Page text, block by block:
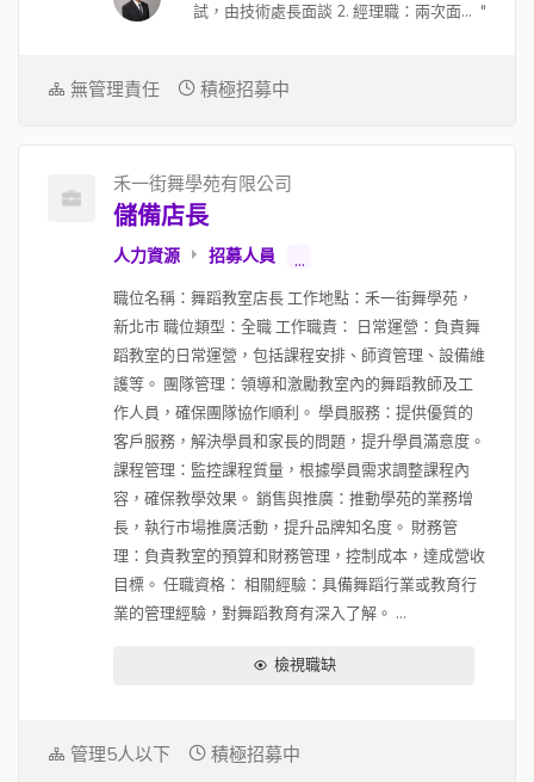
試，由技術處長面談 2. 經理職：兩次面
3. 可能會在面試中進行測驗，看人選狀
行程可配合) 薪酬福利 1. 有透明的升遷制
度 2. 每年都會有調薪的機制 (每年 12 月
確認隔年調整幅度)，如果入職滿一年或
將近一年就有機會調整 (入職過試用期也
有一次調整的可能性)，調整與否跟幅度
要看個人績效表現 3. 通常管理職待超過
2 年後 (工程師大概過 1 年)，薪資就一定
會拿超過當初談的保證年薪 (看入職時
間)，而且可能會超過不少 (一樣看個人績
效)，所以通常他們的人進公司 3 年後就
會非常穩定
無管理責任 積極招募中
禾一街舞學苑有限公司
儲備店長
人力資源 招募人員 ...
職位名稱：舞蹈教室店長 工作地點：禾一街舞學苑，
新北市 職位類型：全職 工作職責： 日常運營：負責舞
蹈教室的日常運營，包括課程安排、師資管理、設備維
護等。 團隊管理：領導和激勵教室內的舞蹈教師及工
作人員，確保團隊協作順利。 學員服務：提供優質的
客戶服務，解決學員和家長的問題，提升學員滿意度。
課程管理：監控課程質量，根據學員需求調整課程內
容，確保教學效果。 銷售與推廣：推動學苑的業務增
長，執行市場推廣活動，提升品牌知名度。 財務管
理：負責教室的預算和財務管理，控制成本，達成營收
目標。 任職資格： 相關經驗：具備舞蹈行業或教育行
業的管理經驗，對舞蹈教育有深入了解。 ...
檢視職缺
管理5人以下 積極招募中